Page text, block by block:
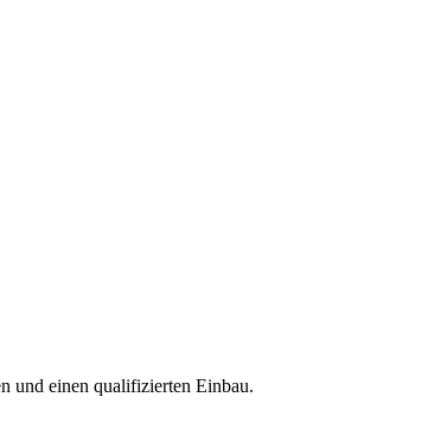
und einen qualifizierten Einbau.